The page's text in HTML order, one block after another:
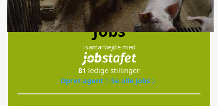
Jobs
i samarbejde med
81 ledige stillinger
Opret agent
Se alle jobs